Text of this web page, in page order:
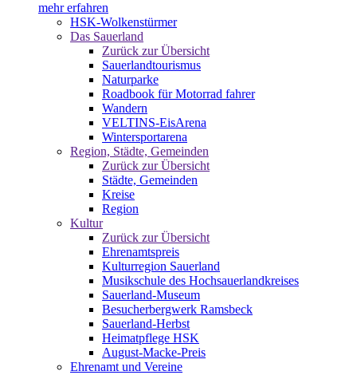
mehr erfahren
HSK-Wolkenstürmer
Das Sauerland
Zurück zur Übersicht
Sauerlandtourismus
Naturparke
Roadbook für Motorrad fahrer
Wandern
VELTINS-EisArena
Wintersportarena
Region, Städte, Gemeinden
Zurück zur Übersicht
Städte, Gemeinden
Kreise
Region
Kultur
Zurück zur Übersicht
Ehrenamtspreis
Kulturregion Sauerland
Musikschule des Hochsauerlandkreises
Sauerland-Museum
Besucherbergwerk Ramsbeck
Sauerland-Herbst
Heimatpflege HSK
August-Macke-Preis
Ehrenamt und Vereine